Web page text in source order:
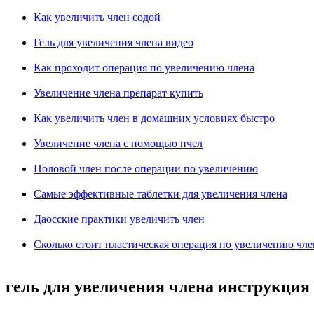
Как увеличить член содой
Гель для увеличения члена видео
Как проходит операция по увеличению члена
Увеличение члена препарат купить
Как увеличить член в домашних условиях быстро
Увеличение члена с помощью пчел
Половой член после операции по увеличению
Самые эффективные таблетки для увеличения члена
Даосские практики увеличить член
Сколько стоит пластическая операция по увеличению
гель для увеличения члена инструкция